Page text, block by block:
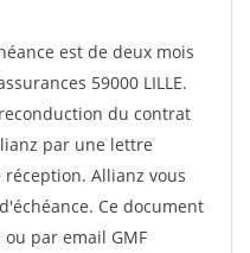
est de deux mois
59000 LILLE.
du contrat
par une lettre
réception. Allianz vous
Ce document
par email GMF